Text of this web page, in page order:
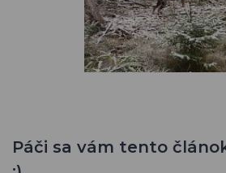
Páči sa vám tento